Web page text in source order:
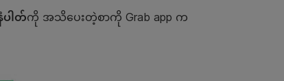
ါတ်ကို အသိပေးတဲ့စာကို Grab app က